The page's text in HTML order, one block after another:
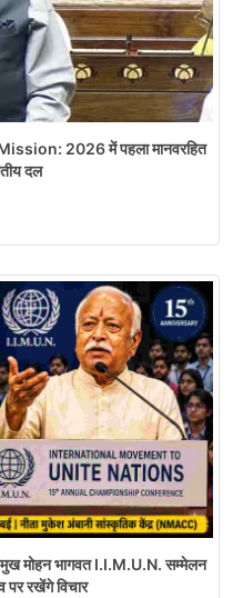
2026 में पहला मानवरहित
दल
मोहन भागवत I.I.M.U.N. सम्मेलन
पर रखेंगे विचार